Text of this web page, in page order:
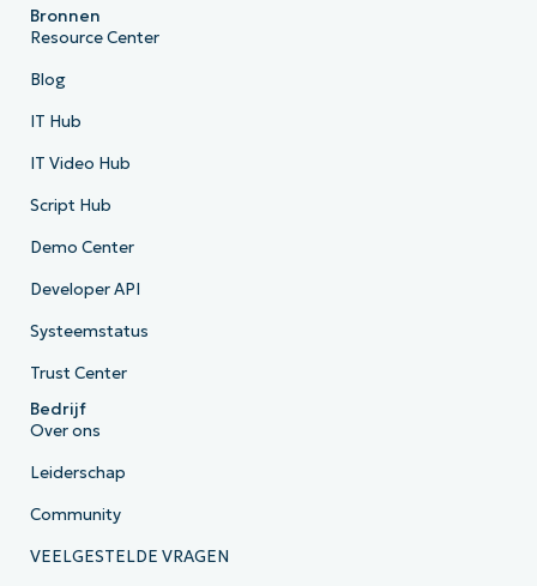
Bronnen
Resource Center
Blog
IT Hub
IT Video Hub
Script Hub
Demo Center
Developer API
Systeemstatus
Trust Center
Bedrijf
Over ons
Leiderschap
Community
VEELGESTELDE VRAGEN